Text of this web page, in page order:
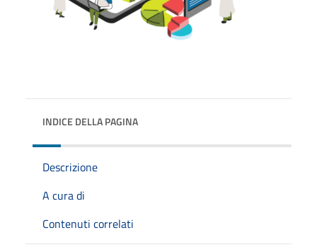
INDICE DELLA PAGINA
Descrizione
A cura di
Contenuti correlati